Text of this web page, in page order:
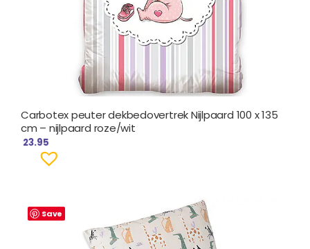
Carbotex peuter dekbedovertrek Nijlpaard 100 x 135
cm – nijlpaard roze/wit
23.95
Save